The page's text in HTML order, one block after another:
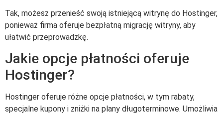
Tak, możesz przenieść swoją istniejącą witrynę do Hostinger,
ponieważ firma oferuje bezpłatną migrację witryny, aby
ułatwić przeprowadzkę.
Jakie opcje płatności oferuje
Hostinger?
Hostinger oferuje różne opcje płatności, w tym rabaty,
specjalne kupony i zniżki na plany długoterminowe. Umożliwia